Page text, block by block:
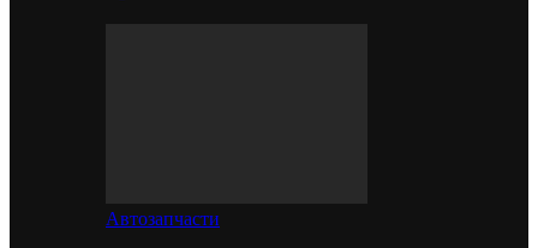
Автозапчасти